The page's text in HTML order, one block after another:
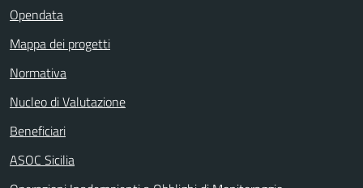
Opendata
Mappa dei progetti
Normativa
Nucleo di Valutazione
Beneficiari
ASOC Sicilia